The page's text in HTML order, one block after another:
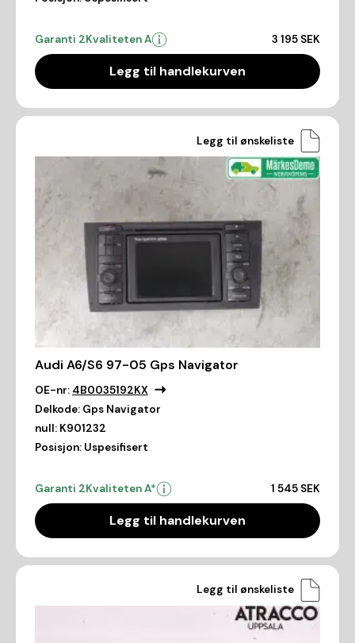
Garanti 2Kvaliteten A 3 195 SEK
Legg til handlekurven
Legg til ønskeliste
Audi A6/S6 97-05 Gps Navigator
OE-nr: 4B0035192KX
Delkode: Gps Navigator
null: K901232
Posisjon: Uspesifisert
Garanti 2Kvaliteten A* 1 545 SEK
Legg til handlekurven
Legg til ønskeliste